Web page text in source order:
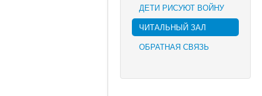
ДЕТИ РИСУЮТ ВОЙНУ
ЧИТАЛЬНЫЙ ЗАЛ
ОБРАТНАЯ СВЯЗЬ